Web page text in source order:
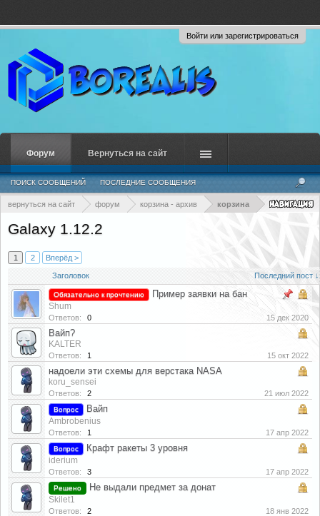
Войти или зарегистрироваться
вернуться на сайт форум корзина - архив корзина
Galaxy 1.12.2
1 2 Вперёд >
Заголовок Последний пост ↓
Обязательно к прочтению Пример заявки на бан
Shum
Ответов: 0 15 дек 2020
Вайп?
KALTER
Ответов: 1 15 окт 2022
надоели эти схемы для верстака NASA
koru_sensei
Ответов: 2 21 июл 2022
Вопрос Вайп
Ambrobenius
Ответов: 1 17 апр 2022
Вопрос Крафт ракеты 3 уровня
iderium
Ответов: 3 17 апр 2022
Решено Не выдали предмет за донат
Skilet1
Ответов: 2 18 янв 2022
Форум
ПОИСК СООБЩЕНИЙ ПОСЛЕДНИЕ СООБЩЕНИЯ
Вернуться на сайт